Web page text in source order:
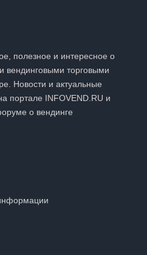
полезное и интересное о
вендинговыми торговыми
Новости и актуальные
портале INFOVEND.RU и
о вендинге